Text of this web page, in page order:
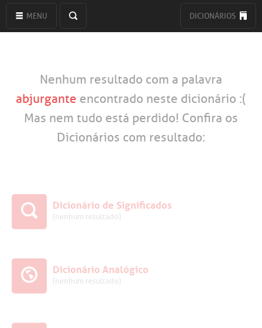
MENU DICIONÁRIOS
Nenhum resultado com a palavra
abjurgante encontrado neste dicionário :(
Mas nem tudo está perdido! Confira os
Dicionários com resultado:
Dicionário de Significados
(nenhum resultado)
Dicionário Analógico
(nenhum resultado)